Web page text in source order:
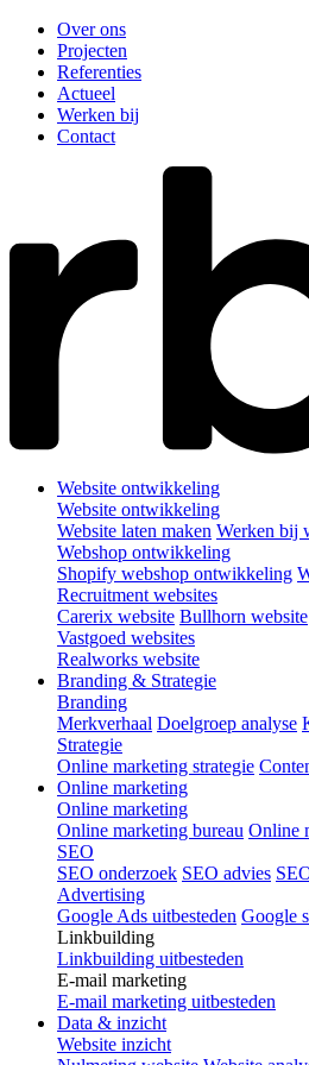
Over ons
Projecten
Referenties
Actueel
Werken bij
Contact
Website ontwikkeling
Website ontwikkeling
Website laten maken Werken bij
Webshop ontwikkeling
Shopify webshop ontwikkeling
Recruitment websites
Carerix website Bullhorn website
Vastgoed websites
Realworks website
Branding & Strategie
Branding
Merkverhaal Doelgroep analyse
Strategie
Online marketing strategie
Online marketing
Online marketing
Online marketing bureau Online
SEO
SEO onderzoek SEO advies
Advertising
Google Ads uitbesteden Google
Linkbuilding
Linkbuilding uitbesteden
E-mail marketing
E-mail marketing uitbesteden
Data & inzicht
Website inzicht